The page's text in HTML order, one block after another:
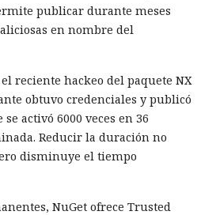
publicar durante meses
en nombre del
el reciente hackeo del paquete NX
obtuvo credenciales y publicó
activó 6000 veces en 36
Reducir la duración no
disminuye el tiempo
NuGet ofrece Trusted